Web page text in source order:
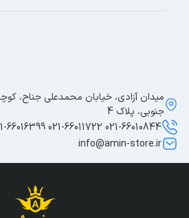
میدان آزادی، خیابان محمدعلی جناح،
جنوبی، پلاک 4
021-66010844 021-66011722 021-66016399
info@amin-store.ir